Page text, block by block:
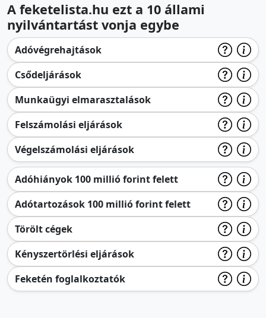
A feketelista.hu ezt a 10 állami
nyilvántartást vonja egybe
Adóvégrehajtások
Csődeljárások
Munkaügyi elmarasztalások
Felszámolási eljárások
Végelszámolási eljárások
Adóhiányok 100 millió forint felett
Adótartozások 100 millió forint felett
Törölt cégek
Kényszertörlési eljárások
Feketén foglalkoztatók